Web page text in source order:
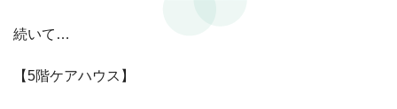
続いて…
【5階ケアハウス】